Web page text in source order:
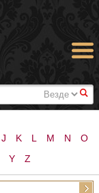
#
J K L M N
O
Y Z